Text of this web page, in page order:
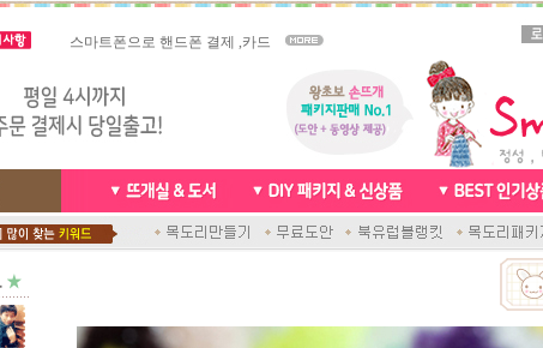
실시간 결
빠른 당일발송/ 거의 그 다음날